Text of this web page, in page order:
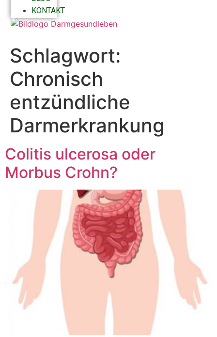
KONTAKT
Schlagwort:
Chronisch
entzündliche
Darmerkrankung
Colitis ulcerosa oder
Morbus Crohn?